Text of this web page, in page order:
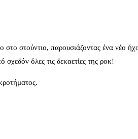
στούντιο, παρουσιάζοντας ένα νέο
όλες τις δεκαετίες της ροκ!